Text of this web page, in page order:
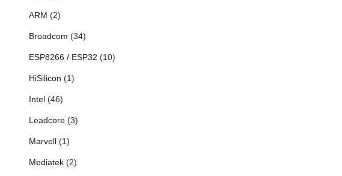
ARM (2)
Broadcom (34)
ESP8266 / ESP32 (10)
HiSilicon (1)
Intel(46)
Leadcore(3)
Marvell(1)
Mediatek(2)